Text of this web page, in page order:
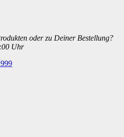
oder zu Deiner Bestellung?
Uhr